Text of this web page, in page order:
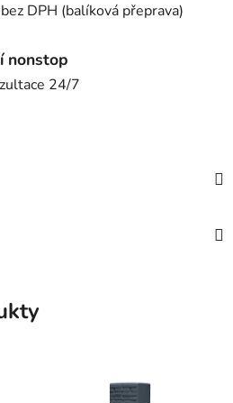
DPH (balíková přeprava)
nonstop
24/7